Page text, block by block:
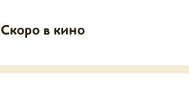
Скоро в кино